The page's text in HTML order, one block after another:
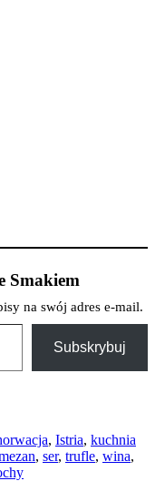
Smakiem
na swój adres e-mail.
Subskrybuj
, Istria, kuchnia
, ser, trufle, wina,